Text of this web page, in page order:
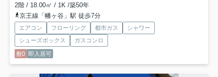
2階 / 18.00㎡ / 1K /築50年
京王線「幡ヶ谷」駅 徒歩7分
エアコン フローリング 都市ガス
シャワー
シューズボックス
ガスコンロ
敷0 即入居可